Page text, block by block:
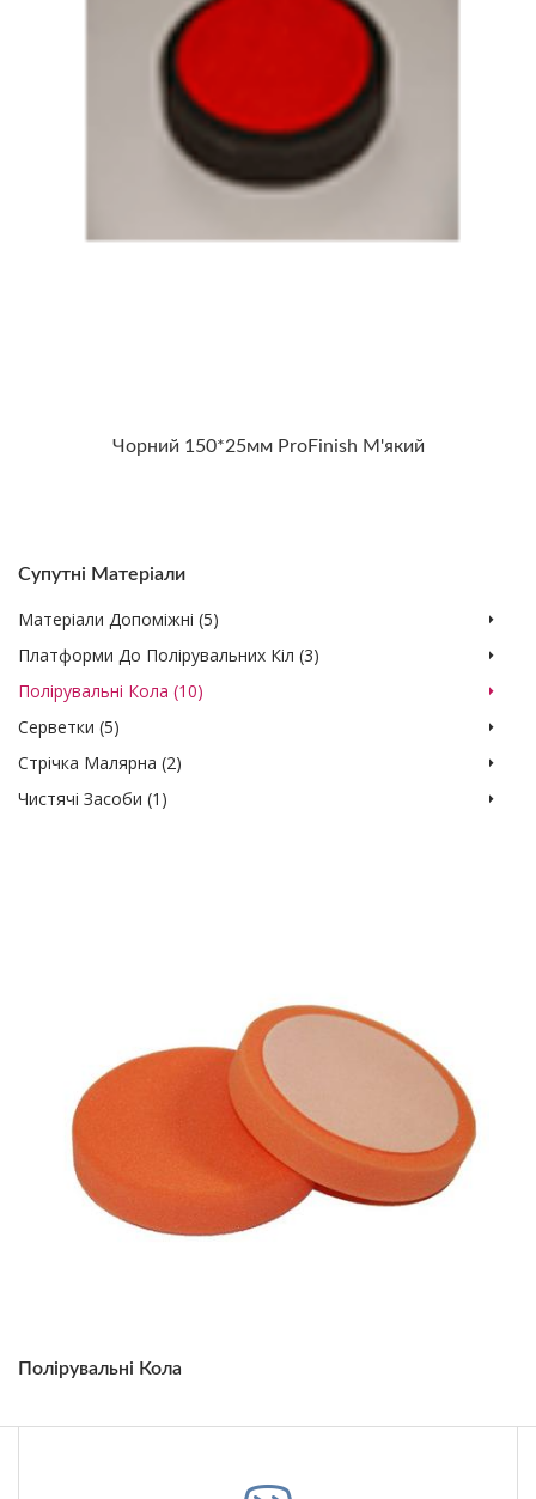
Супутні Матеріали
Матеріали Допоміжні (5)
Платформи До Полірувальних Кіл (3)
Полірувальні Кола (10)
Серветки (5)
Стрічка Малярна (2)
Чистячі Засоби (1)
Полірувальні Кола
Чорний 150*25мм ProFinish М'який